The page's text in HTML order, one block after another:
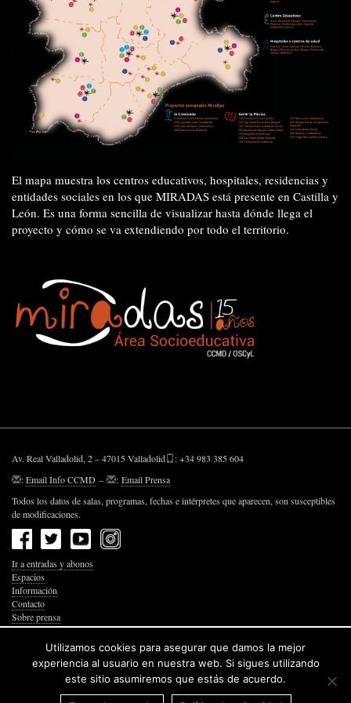
El mapa muestra los centros educativos, hospitales, residencias y
entidades sociales en los que MIRADAS está presente en Castilla y
León. Es una forma sencilla de visualizar hasta dónde llega el
proyecto y cómo se va extendiendo por todo el territorio.
Av. Real Valladolid, 2 – 47015 Valladolid
: +34 983 385 604
:Email Info CCMD – : Email Prensa
Todos los datos de salas, programas, fechas e intérpretes que aparecen, son susceptibles
de modificaciones.
Ir a entradas y abonos
Espacios
Información
Contacto
Sobre prensa
Política de Privacidad
Política de Cookies
Accesibilidad Web
Utilizamos cookies para asegurar que damos la mejor
experiencia al usuario en nuestra web. Si sigues utilizando
este sitio asumiremos que estás de acuerdo.